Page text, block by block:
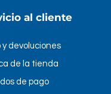
producto/brocas-de-
para-taladro/#info
al cliente
y devoluciones
de la tienda
de pago